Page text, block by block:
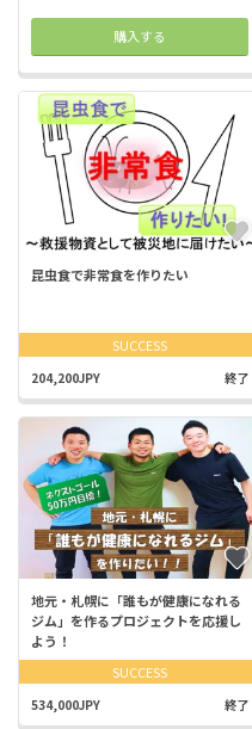
購入する
昆虫食で非常食を作りたい
SUCCESS
204,200JPY 終了
地元・札幌に「誰もが健康になれる
ジム」を作るプロジェクトを応援し
よう！
SUCCESS
534,000JPY 終了